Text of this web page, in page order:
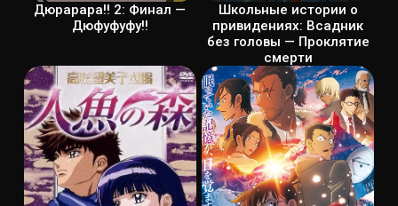
Дюрарара!! 2: Финал —
Дюфуфуфу!!
Школьные истории о
привидениях: Всадник
без головы — Проклятие
смерти